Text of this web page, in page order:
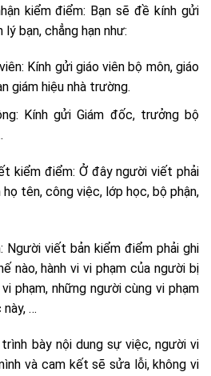
kiểm điểm: Bạn sẽ đề kính gửi
bạn, chẳng hạn như:
Kính gửi giáo viên bộ môn, giáo
giám hiệu nhà trường.
Kính gửi Giám đốc, trưởng bộ
kiểm điểm: Ở đây người viết phải
tên, công việc, lớp học, bộ phận,
Người viết bản kiểm điểm phải ghi
nào, hành vi vi phạm của người bị
phạm, những người cùng vi phạm
này, …
bày nội dung sự việc, người vi
và cam kết sẽ sửa lỗi, không vi